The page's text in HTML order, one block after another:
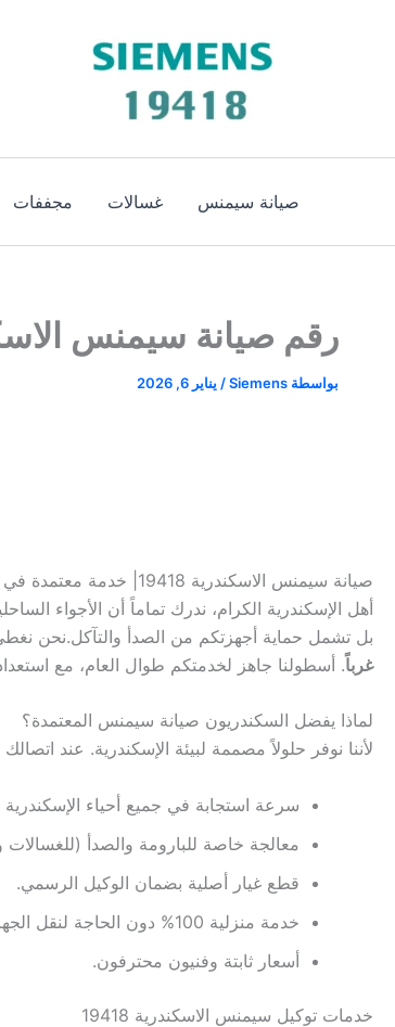
صيانة سيمنس غسالات مجففات
رقم صيانة سيمنس الاسكندرية 19418 | الخط الساخن لصيانة
بواسطة Siemens
/ يناير 6, 2026
صيانة سيمنس الاسكندرية 19418| خدمة معتمدة في سموحة وميامي والعجمي
أهل الإسكندرية الكرام، ندرك تماماً أن الأجواء
بل تشمل حماية أجهزتكم من الصدأ والتآكل.نحن
غرباً. أسطولنا جاهز لخدمتكم طوال العام، مع
لماذا يفضل السكندريون صيانة سيمنس المعتمدة؟
لأننا نوفر حلولاً مصممة لبيئة الإسكندرية. عند
سرعة استجابة في جميع أحياء
معالجة خاصة للبارومة والصدأ (للغسالات
قطع غيار أصلية بضمان الوكيل الرسمي.
خدمة منزلية 100% دون الحاجة لنقل الجهاز.
أسعار ثابتة وفنيون محترفون.
خدمات توكيل سيمنس الاسكندرية 19418